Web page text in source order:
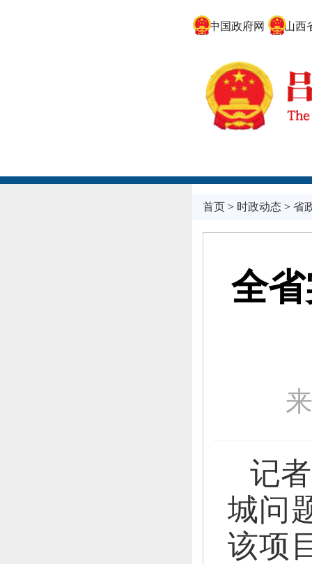
中国政府网 山西省
首页> 时政动态> 省
全
记
城问
该项